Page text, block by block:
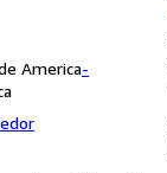
America-